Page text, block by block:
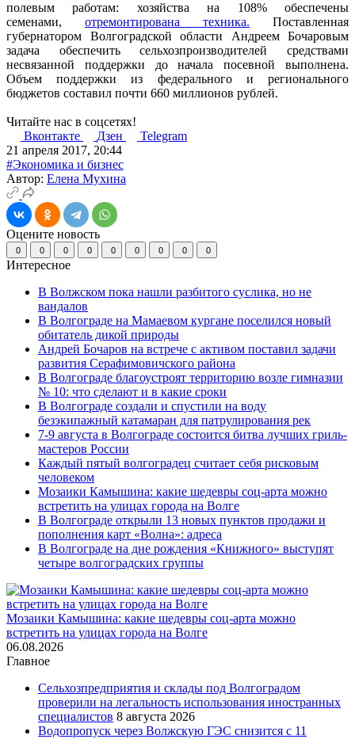
полевым работам: хозяйства на 108% обеспечены
семенами, отремонтирована техника. Поставленная
губернатором Волгоградской области Андреем Бочаровым
задача обеспечить сельхозпроизводителей средствами
несвязанной поддержки до начала посевной выполнена.
Объем поддержки из федерального и регионального
бюджетов составил почти 660 миллионов рублей.
Читайте нас в соцсетях!
Вконтакте
Дзен
Telegram
21 апреля 2017, 20:44
#Экономика и бизнес
Автор: Елена Мухина
Оцените новость
0 0 0 0 0 0 0 0 0
Интересное
В Волжском пока нашли разбитого суслика, но не
вандалов
В Волгограде на Мамаевом кургане поселился новый
обитатель дикой природы
Андрей Бочаров на встрече с активом поставил задачи
развития Серафимовичского района
В Волгограде благоустроят территорию возле гимназии
№ 10: что сделают и в какие сроки
В Волгограде создали и спустили на воду
безэкипажный катамаран для патрулирования рек
7-9 августа в Волгограде состоится битва лучших гриль-
мастеров России
Каждый пятый волгоградец считает себя рисковым
человеком
Мозаики Камышина: какие шедевры соц-арта можно
встретить на улицах города на Волге
В Волгограде открыли 13 новых пунктов продажи и
пополнения карт «Волна»: адреса
В Волгограде на дне рождения «Книжного» выступят
четыре волгоградских группы
Мозаики Камышина: какие шедевры соц-арта можно
встретить на улицах города на Волге
06.08.2026
Главное
Сельхозпредприятия и склады под Волгоградом
проверили на легальность использования иностранных
специалистов 8 августа 2026
Водопропуск через Волжскую ГЭС снизится с 11